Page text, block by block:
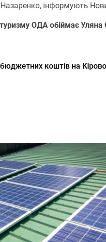
Назаренко, інформують
ОДА обіймає Уляна
коштів на